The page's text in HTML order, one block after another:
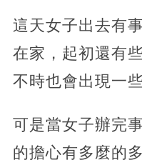
這天女子出去有
在家，起初還有
不時也會出現一
可是當女子辦完
的擔心有多麼的